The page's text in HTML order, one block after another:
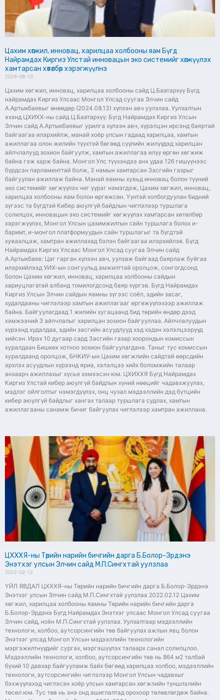
Цахим хөгжил, инновац, харилцаа холбооны яам Бүгд
Найрамдах Киргиз Улстай инновацын эко системийг хөгжүүлэх
хамтарсан хөтөлбөр хэрэгжүүлнэ
2024-08-13
Цахим хөгжил, инновац, харилцаа холбооны сайд Ц.Баатархүү Бүгд
найрамдах Киргиз Улсаас Монгол Улсад суугаа Элчин сайд
А.Артыкбаевыг өнөөдөр (2024.08.13) хүлээн авч уулзлаа. Уулзалтын
эхэнд ЦХИХХ-ны сайд Ц.Баатархүү: Бүгд Найрамдах Киргиз Улсын
Элчин сайд А.Артыкбаевыг урилга хүлээн авч, хүрэлцэн ирсэнд баяртай
байгаагаа илэрхийлж, манай хоёр улсын гадаад харилцаа, хамтын
ажиллагаа олон жилийн түүхтэй бөгөөд сүүлийн жилүүдэд харилцан
айлчлалууд зохион байгуулж, хамтын ажиллагаа илүү өргөн хөгжиж
байна гэж харж байна. Монгол Улс түүхэндээ анх удаа 126 гишүүнээс
бүрдсэн парламенттай болж, 3 намын хамтарсан Засгийн газрыг
байгуулан ажиллаж байна. Манай яамны хувьд инновац болон түүний
эко системийг хөгжүүлэх чиг үүрэг нэмэгдэж, Цахим хөгжил, инновац,
харилцаа холбооны яам болон өргөжсөн. Үүнтэй холбогдуулан бидний
зүгээс та бүгдтэй Кибер аюулгүй байдлын чиглэлээр туршлага
солилцох, инновацын эко системийг хөгжүүлэх хамтарсан хөтөлбөр
хэрэгжүүлэх, Монгол Улсын цахимжилтын сайн туршлага болох и-
баримт, и-монгол платформуудын сайн туршлагыг та бүгдтэй
хуваалцаж, хамтран ажиллахад бэлэн байгаагаа илэрхийлэв. Бүгд
Найрамдах Киргиз Улсаас Монгол Улсад суугаа Элчин сайд
А.Артыкбаев: Цаг гарган хүлээн авч, уулзаж байгаад баярлаж буйгаа
илэрхийлээд УИХ-ын сонгуульд амжилттай оролцож, сонгогдсонд
болон Цахим хөгжил, инновац, харилцаа холбооны сайдын
хариуцлагатай албанд томилогдсонд баяр хүргэв. Бүгд Найрамдах
Киргиз Улсын Элчин сайдын яамны зүгээс соёл, эдийн засаг,
худалдааны чиглэлээр хамтын ажиллагааг өргөжүүлэхээр ажиллаж
байна. Байгуулагдаад 1 жилийн хугацаанд бид төрийн өндөр дээд
хэмжээний 3 айлчлалыг харилцан зохион байгууллаа. Айлчлалуудын
хүрээнд худалдаа, эдийн засгийн асуудлууд хэд хэдэн хэлэлцээрүүд
хийсэн. Ирэх 10 дугаар сард Засгийн газар хоорондын комиссын
хуралдаан Бишкек хотноо зохион байгуулагдана. Таныг тус комиссын
хуралдаанд оролцож, БНКИУ-ын Цахим хөгжлийн сайдтай өөрсдийн
эрхлэх асуудлын хүрээнд яриа, хэлэлцээ хийх боломжийн талаар
анхаарч ажиллахыг хүсье хэмээсэн юм. ЦХИХХЯ Бүгд Найрамдах
Киргиз Улстай кибер аюулгүй байдлын хүний нөөцийг чадавхжуулах,
мэдлэг ойлголтыг нэмэгдүүлэх, онц чухал мэдээллийн дэд бүтцийн
кибер аюулгүй байдлыг хангах талаар туршлага судлах, хамтын
ажиллагааны санамж бичиг байгуулах чиглэлээр хамтран ажиллана.
ЦХХХЯ-ны Төрийн нарийн бичгийн дарга Б.Болор-Эрдэнэ
Энэтхэг улсын Элчин сайд М.П.Сингхтай уулзлаа
2022-02-12
ҮЙЛ ЯВДАЛ ЦХХХЯ-ны Төрийн нарийн бичгийн дарга Б.Болор-Эрдэнэ
Энэтхэг улсын Элчин сайд М.П.Сингхтай уулзлаа 2022.02.12 Цахим
хөгжил, харилцаа холбооны яамны Төрийн нарийн бичгийн дарга
Б.Болор-Эрдэнэ Бүгд Найрамдах Энэтхэг улсаас Монгол Улсад суугаа
Элчин сайд, ноён М.П.Сингхтай уулзлаа. Уулзалтаар мэдээллийн
технологи, холбоо, аутсорсингийн төв байгуулах ажлын явц болон
Энэтхэг улсад Монгол Улсын мэдээллийн технологийн
мэргэжилтнүүдийг сургах, мэргэшүүлэх талаарх санал солилцлоо.
Мэдээллийн технологи, холбоо, аутсорсингийн төв нь 864 м2 талбай
бүхий 10 давхар байгууламж байх бөгөөд харилцаа холбоо, мэдээллийн
технологи, аутсорсингийн чиглэлээр Монгол Улсын чадавхыг
бэхжүүлэхэд чиглэсэн хоёр улсын хамтарсан хөгжлийн түншлэлийн
төсөл юм. Тус төв нь энэ онд ашиглалтад орохоор төлөвлөгдөж байна.